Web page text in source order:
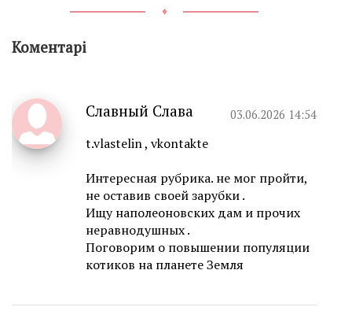
♦
Коментарі
Славный Слава 03.06.2026 14:54
t.vlastelin , vkontakte
Интересная рубрика. не мог пройти,
не оставив своей зарубки .
Ищу наполеоновских дам и прочих
неравнодушных .
Поговорим о повышении популяции
котиков на планете Земля